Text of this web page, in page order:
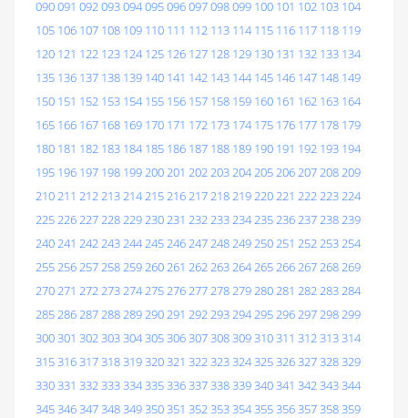
090091 092093094095096097098099 100 101 102 103 104
105 106 107 108 109 110 111 112 113 114 115 116 117 118 119
120 121 122 123 124 125 126 127 128 129 130 131 132 133 134
135 136 137 138 139 140 141 142 143 144 145 146 147 148 149
150 151 152 153 154 155 156 157 158 159 160 161 162 163 164
165 166 167 168 169 170 171 172 173 174 175 176 177 178 179
180 181 182 183 184 185 186 187 188 189 190 191 192 193 194
195 196 197 198 199200201 202203204205206207208209
210211 212213214215216217218219220221 222223224
225226227228229230231 232233234235236237238239
240241 242243244245246247248249250251 252253254
255256257258259260261 262263264265266267268269
270271 272273274275276277278279280281 282283284
285286287288289290291 292293294295296297298299
300301 302303304305306307308309310311 312313314
315316317318319320321 322323324325326327328329
330331 332333334335336337338339340341 342343344
345346347348349350351 352353354355356357358359